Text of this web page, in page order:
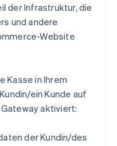
der Infrastruktur, die
und andere
Website
Kasse in Ihrem
ein Kunde auf
aktiviert:
der Kundin/des